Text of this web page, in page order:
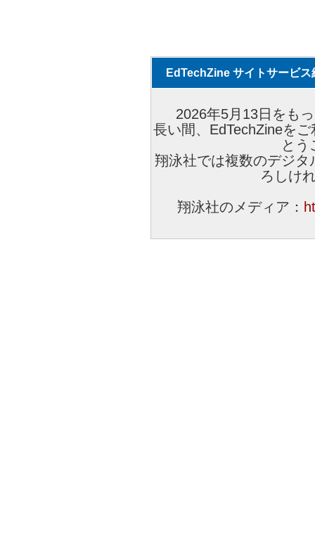
EdTechZine サイトサービス
2026年5月13日をも
長い間、EdTechZineを
とう
翔泳社では複数のデジ
ろしけ
翔泳社のメディア：